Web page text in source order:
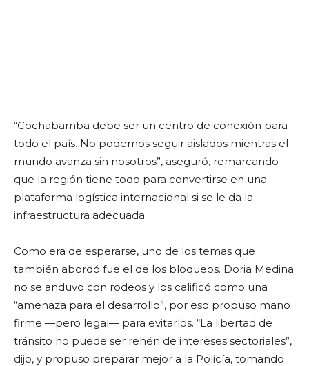
“Cochabamba debe ser un centro de conexión para
todo el país. No podemos seguir aislados mientras el
mundo avanza sin nosotros”, aseguró, remarcando
que la región tiene todo para convertirse en una
plataforma logística internacional si se le da la
infraestructura adecuada.
Como era de esperarse, uno de los temas que
también abordó fue el de los bloqueos. Doria Medina
no se anduvo con rodeos y los calificó como una
“amenaza para el desarrollo”, por eso propuso mano
firme —pero legal— para evitarlos. “La libertad de
tránsito no puede ser rehén de intereses sectoriales”,
dijo, y propuso preparar mejor a la Policía, tomando